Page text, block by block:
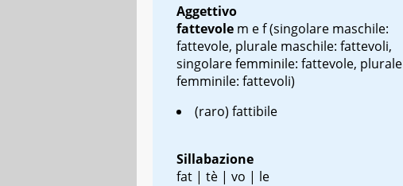
Aggettivo
fattevole m e f(singolare maschile:
fattevole, plurale maschile: fattevoli,
singolare femminile: fattevole, plurale
femminile: fattevoli)
(raro) fattibile
Sillabazione
fat | tè | vo | le